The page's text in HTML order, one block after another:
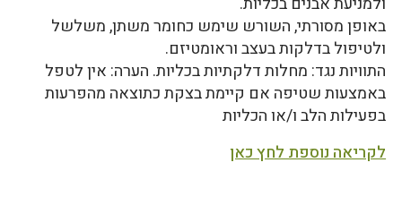
באופן מסורתי, השורש שימש כחומר משתן, משלשל
ולטיפול בדלקות בעצב וראומטיזם.
התוויות נגד: מחלות דלקתיות בכליות. הערה: אין לטפל
באמצעות שטיפה אם קיימת בצקת כתוצאה מהפרעות
בפעילות הלב ו/או הכליות
לקריאה נוספת לחץ כאן